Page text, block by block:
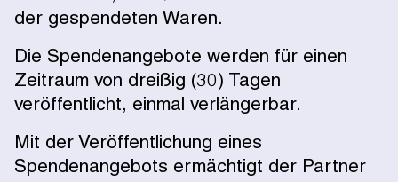
der gespendeten Waren.
Die Spendenangebote werden für einen
Zeitraum von dreißig (30) Tagen
veröffentlicht, einmal verlängerbar.
Mit der Veröffentlichung eines
Spendenangebots ermächtigt der Partner